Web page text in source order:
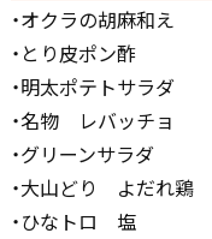
・オクラの胡麻和え
・とり皮ポン酢
・明太ポテトサラダ
・名物 レバッチョ
・グリーンサラダ
・大山どり よだれ鶏
・ひなトロ 塩